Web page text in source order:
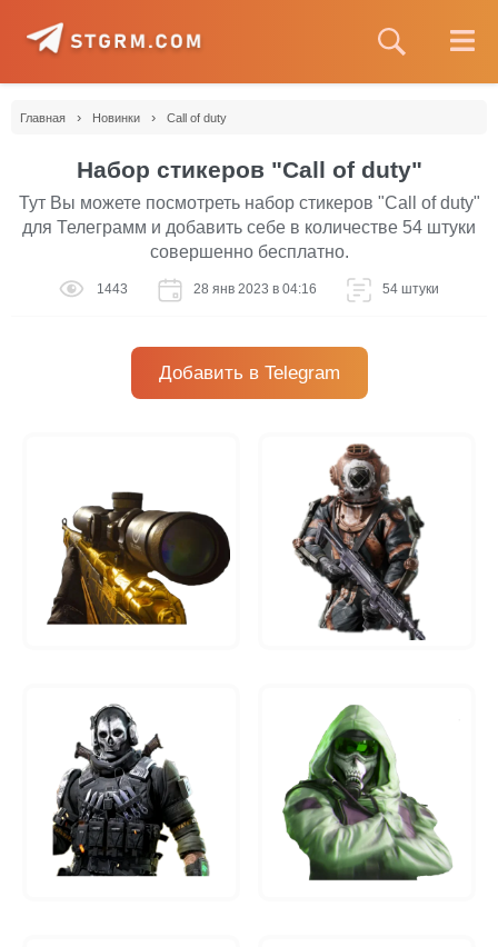
Главная › Новинки › Call of duty
Набор стикеров "Call of duty"
Тут Вы можете посмотреть набор стикеров "Call of duty"
для Телеграмм и добавить себе в количестве 54 штуки
совершенно бесплатно.
1443 28 янв 2023 в 04:16 54 штуки
Добавить в Telegram